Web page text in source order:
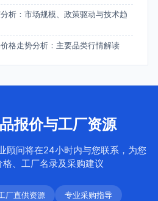
析：市场规模、政策驱动与技术趋
格走势分析：主要品类行情解读
报价与工厂资源
顾问将在24小时内与您联系，为您
、工厂名录及采购建议
厂直供资源
专业采购指导